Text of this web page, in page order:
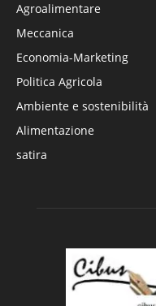
Agroalimentare
Meccanica
Economia-Marketing
Politica Agricola
Ambiente e sostenibilità
Alimentazione
satira